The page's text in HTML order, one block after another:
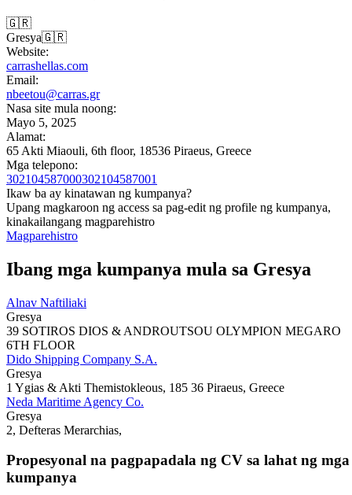
🇬🇷
Gresya🇬🇷
Website:
carrashellas.com
Email:
nbeetou@carras.gr
Nasa site mula noong:
Mayo 5, 2025
Alamat:
65 Akti Miaouli, 6th floor, 18536 Piraeus, Greece
Mga telepono:
302104587000302104587001
Ikaw ba ay kinatawan ng kumpanya?
Upang magkaroon ng access sa pag-edit ng profile ng kumpanya,
kinakailangang magparehistro
Magparehistro
Ibang mga kumpanya mula sa Gresya
Alnav Naftiliaki
Gresya
39 SOTIROS DIOS & ANDROUTSOU OLYMPION MEGARO
6TH FLOOR
Dido Shipping Company S.A.
Gresya
1 Ygias & Akti Themistokleous, 185 36 Piraeus, Greece
Neda Maritime Agency Co.
Gresya
2, Defteras Merarchias,
Propesyonal na pagpapadala ng CV sa lahat ng mga
kumpanya